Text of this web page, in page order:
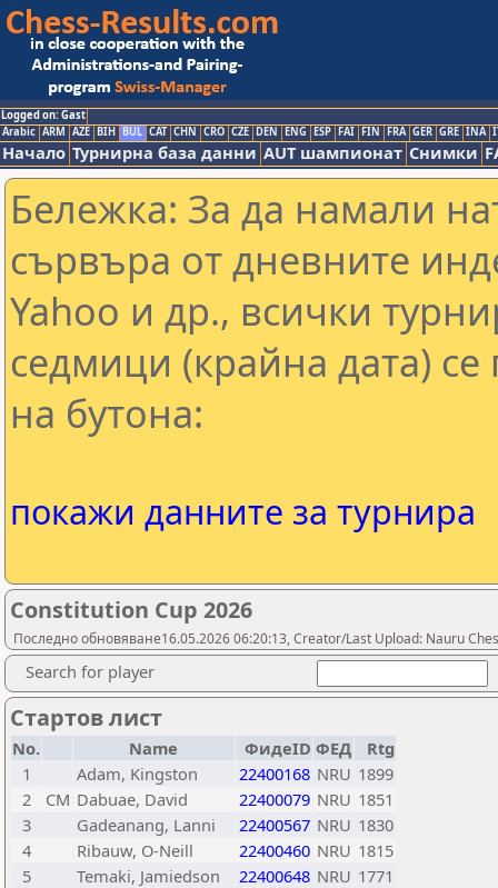
Logged on: Gast
Arabic ARM AZE BIH BUL CAT CHN CRO CZE DEN ENG ESP FAI FIN FRA GER GRE INA
Начало Турнирна база данни AUT шампионат Снимки
Бележка: За да намали
сървъра от дневните
Yahoo и др., всички
седмици (крайна дата) се
на бутона:
покажи данните за турнира
Constitution Cup 2026
Последно обновяване16.05.2026 06:20:13, Creator/Last Upload: Nauru
Search for player
Стартов лист
No. Name ФидеID ФЕД
Rtg
1
Adam, Kingston 22400168 NRU 1899
2
CM Dabuae, David 22400079 NRU 1851
3
Gadeanang, Lanni 22400567 NRU 1830
4
Ribauw, O-Neill 22400460 NRU 1815
5
Temaki, Jamiedson 22400648 NRU 1771